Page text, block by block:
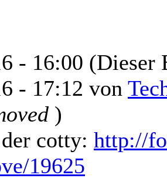
- 16:00 (Dieser
- 17:12 von
)
cotty: http://
19625